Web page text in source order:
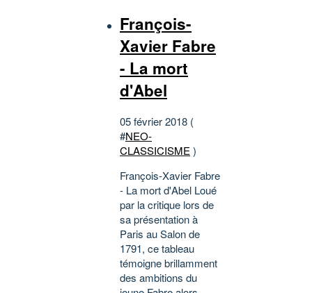
François-
Xavier Fabre
- La mort
d'Abel
05 février 2018 (
#NEO-
CLASSICISME)
François-Xavier Fabre
- La mort d'Abel Loué
par la critique lors de
sa présentation à
Paris au Salon de
1791, ce tableau
témoigne brillamment
des ambitions du